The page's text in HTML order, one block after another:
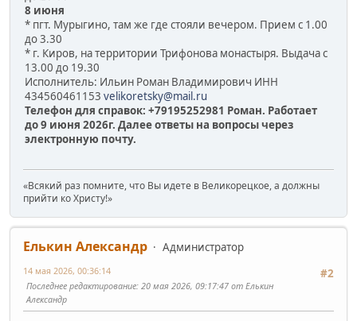
8 июня
* пгт. Мурыгино, там же где стояли вечером. Прием с 1.00
до 3.30
* г. Киров, на территории Трифонова монастыря. Выдача с
13.00 до 19.30
Исполнитель: Ильин Роман Владимирович ИНН
434560461153 velikoretsky@mail.ru
Телефон для справок: +79195252981 Роман. Работает
до 9 июня 2026г. Далее ответы на вопросы через
электронную почту.
«Всякий раз помните, что Вы идете в Великорецкое, а должны
прийти ко Христу!»
Елькин Александр
Администратор
#2
14 мая 2026, 00:36:14
Последнее редактирование: 20 мая 2026, 09:17:47 от Елькин
Александр